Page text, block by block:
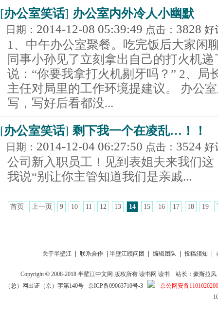
[办公室笑话] 办公室内外冷人小幽默
日期： 2014-12-08 05:39:49 点击： 3828 好
1、中午办公室聚餐。吃完饭后大家闲
同事小孙见了立刻拿出自己的打火机
说：“你要我拿打火机剔牙吗？” 2、局
主任对局里的工作环境提建议。 办公
写，写好后看都没...
[办公室笑话] 剩下我一个在凌乱…！！
日期： 2014-12-04 06:27:50 点击： 3524 好
公司新入职员工！见到表姐夫来我们
我说“别让你主管知道我们是亲戚...
首页 上一页 9 10 11 12 13 14 15 16 17 18 19
关于半壁江 联系合作 半壁江顾问团 编辑团队 投稿须知
Copyright © 2008-2018半壁江中文网 版权所有读书网 读书
站长：豪斯拉风
（总）网出证（京）字第140号 京ICP备09063710号-3
京公网安备